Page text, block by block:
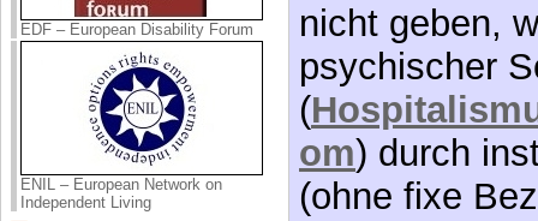
EDF – European Disability Forum
ENIL – European Network on
Independent Living
psychischer
(
om) durch
(ohne fixe
Säuglings-